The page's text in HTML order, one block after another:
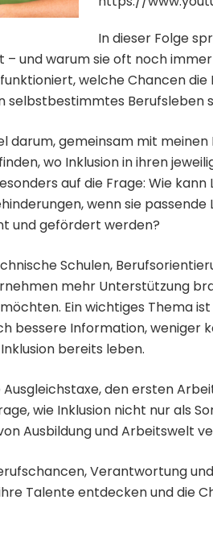
In dieser Folge
– und warum sie oft noch
welche Chancen
selbstbestimmtes Berufsleben
darum, gemeinsam mit meinen
wo Inklusion in ihren
auf die Frage: Wie
wenn sie
und gefördert werden?
Schulen,
mehr Unterstützung
Ein wichtiges Thema
bessere Information, weniger
bereits leben.
den ersten
wie Inklusion nicht nur als
Ausbildung und Arbeitswelt
Verantwortung
Talente entdecken und die